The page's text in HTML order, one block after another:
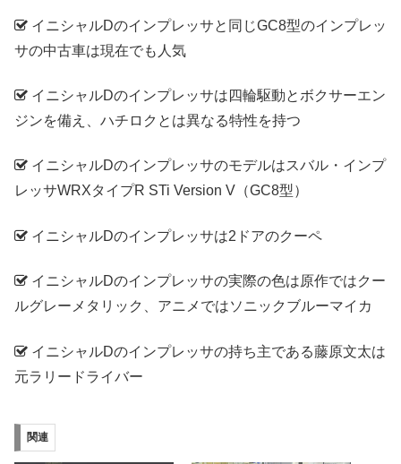
イニシャルDのインプレッサと同じGC8型のインプレッ
サの中古車は現在でも人気
イニシャルDのインプレッサは四輪駆動とボクサーエン
ジンを備え、ハチロクとは異なる特性を持つ
イニシャルDのインプレッサのモデルはスバル・インプ
レッサWRXタイプR STi Version V（GC8型）
イニシャルDのインプレッサは2ドアのクーペ
イニシャルDのインプレッサの実際の色は原作ではクー
ルグレーメタリック、アニメではソニックブルーマイカ
イニシャルDのインプレッサの持ち主である藤原文太は
元ラリードライバー
関連